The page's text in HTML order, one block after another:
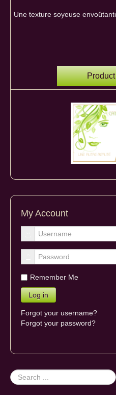
Une texture soyeuse
My Account
Remember Me
Forgot your username?
Forgot your password?
Search
...